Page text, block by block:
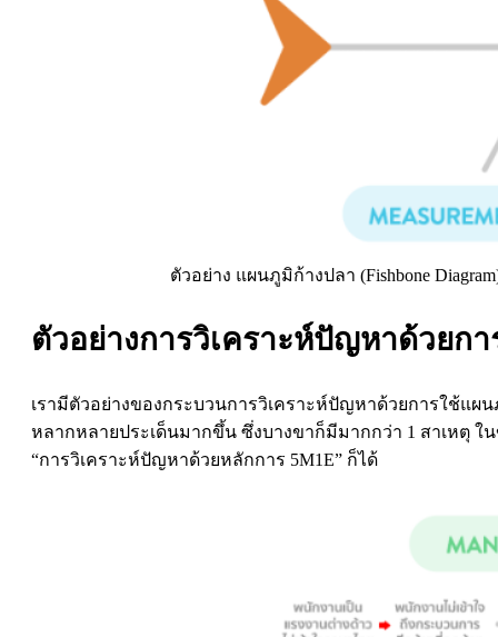
ตัวอย่าง แผนภูมิก้างปลา (Fishbone
ตัวอย่างการวิเคราะห์ปัญหาด้วยกา
เรามีตัวอย่างของกระบวนการวิเคราะห์ปัญหาด้วยการใช้แผ
หลากหลายประเด็นมากขึ้น ซึ่งบางขาก็มีมากกว่า 1 สาเหตุ
“การวิเคราะห์ปัญหาด้วยหลักการ 5M1E” ก็ได้